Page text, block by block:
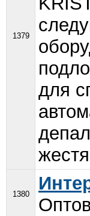
1379
для
1380